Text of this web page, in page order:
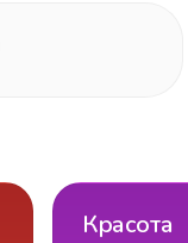
Красота